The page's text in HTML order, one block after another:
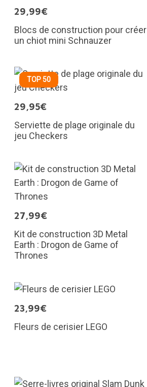
29,99€
Blocs de construction pour créer
un chiot mini Schnauzer
TOP 50
29,95€
Serviette de plage originale du
jeu Checkers
27,99€
Kit de construction 3D Metal
Earth : Drogon de Game of
Thrones
23,99€
Fleurs de cerisier LEGO